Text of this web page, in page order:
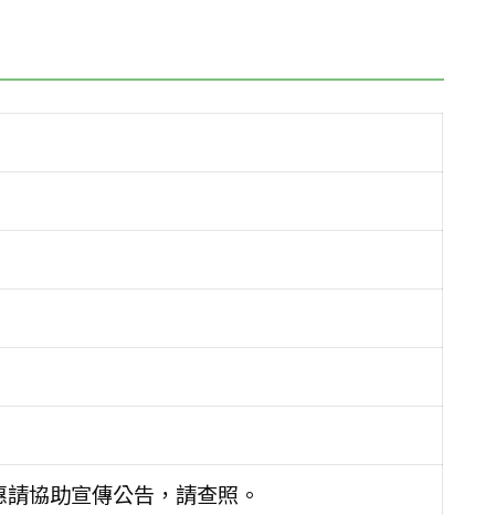
協助宣傳公告，請查照。